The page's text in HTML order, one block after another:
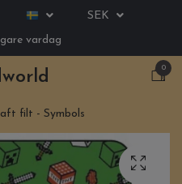
SEK
vardag
0
filt - Symbols